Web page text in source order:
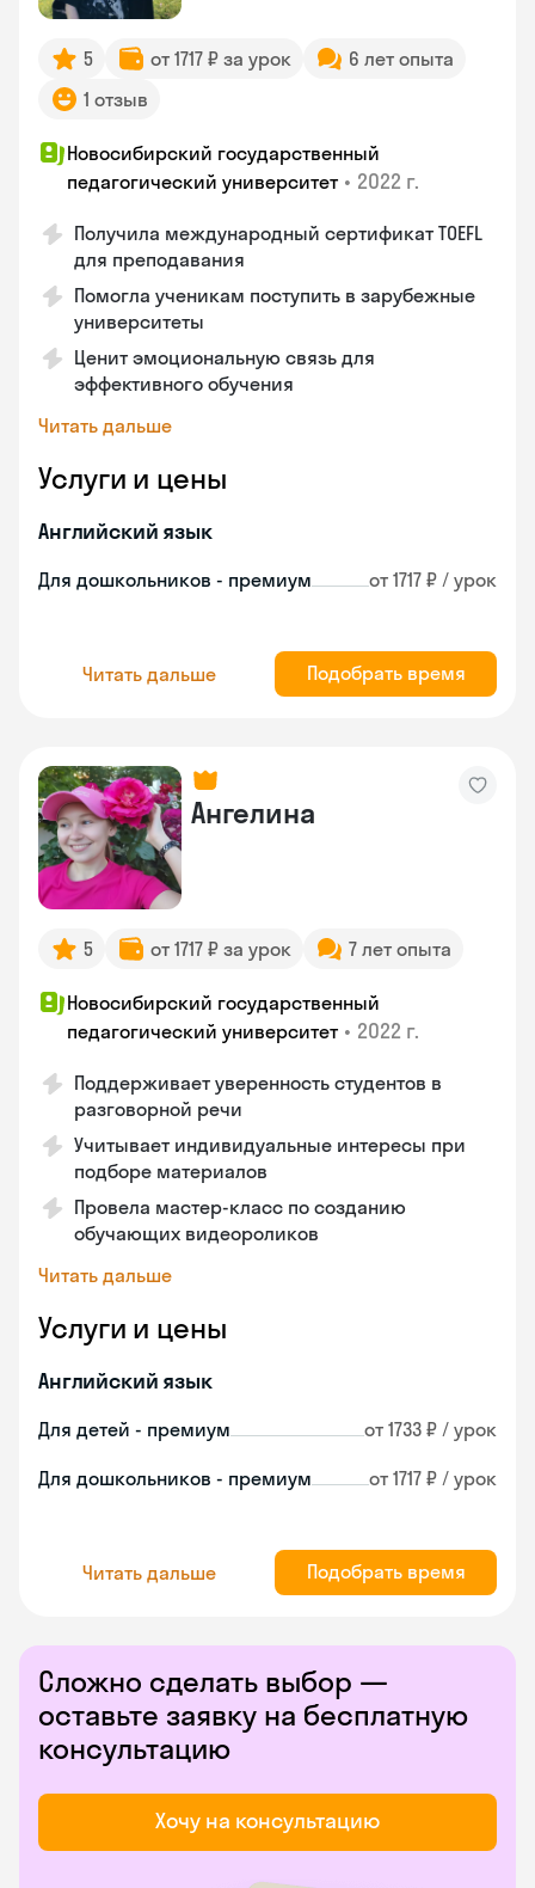
5 от 1717 ₽ за урок
6 лет опыта
1 отзыв
Новосибирский государственный
педагогический университет • 2022 г.
Получила международный сертификат TOEFL
для преподавания
Помогла ученикам поступить в зарубежные
университеты
Ценит эмоциональную связь для
эффективного обучения
Читать дальше
Услуги и цены
Английский язык
Для дошкольников - премиум от 1717 ₽ / урок
Читать дальше Подобрать время
Ангелина
5 от 1717 ₽ за урок 7 лет опыта
Новосибирский государственный
педагогический университет • 2022 г.
Поддерживает уверенность студентов в
разговорной речи
Учитывает индивидуальные интересы при
подборе материалов
Провела мастер-класс по созданию
обучающих видеороликов
Читать дальше
Услуги и цены
Английский язык
Для детей - премиум от 1733 ₽ / урок
Для дошкольников - премиум от 1717 ₽ / урок
Читать дальше Подобрать время
Сложно сделать выбор —
оставьте заявку на бесплатную
консультацию
Хочу на консультацию